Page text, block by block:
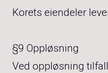
Korets eiendeler
§9 Oppløsning
Ved oppløsning